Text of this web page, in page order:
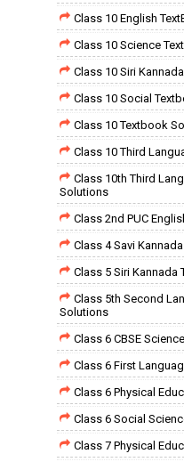
Class 10 English
Class 10 Science
Class 10 Siri
Class 10 Social
Class 10 Textbook
Class 10 Third
Class 10th Third
Solutions
Class 2nd PUC
Class 4 Savi
Class 5 Siri
Class 5th Second
Solutions
Class 6 CBSE
Class 6 First
Class 6 Physical
Class 6 Social
Class 7 Physical